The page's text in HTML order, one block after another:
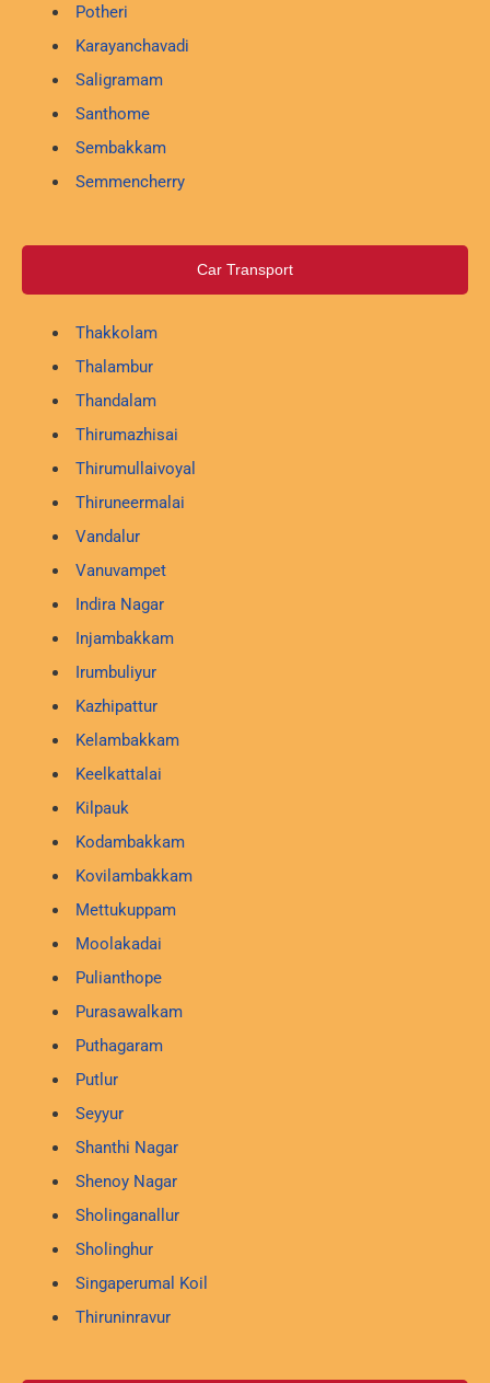
Potheri
Karayanchavadi
Saligramam
Santhome
Sembakkam
Semmencherry
Car Transport
Thakkolam
Thalambur
Thandalam
Thirumazhisai
Thirumullaivoyal
Thiruneermalai
Vandalur
Vanuvampet
Indira Nagar
Injambakkam
Irumbuliyur
Kazhipattur
Kelambakkam
Keelkattalai
Kilpauk
Kodambakkam
Kovilambakkam
Mettukuppam
Moolakadai
Pulianthope
Purasawalkam
Puthagaram
Putlur
Seyyur
Shanthi Nagar
Shenoy Nagar
Sholinganallur
Sholinghur
Singaperumal Koil
Thiruninravur